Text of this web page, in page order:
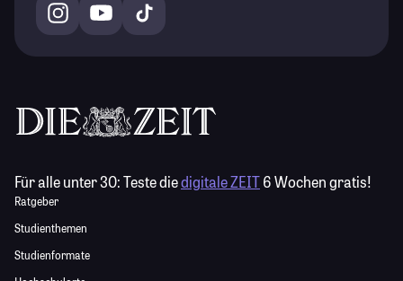
Für alle unter 30:Teste diedigitale ZEIT6 Wochen gratis!
Ratgeber
Studienthemen
Studienformate